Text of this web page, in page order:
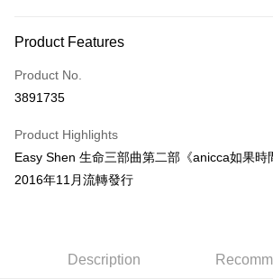
Credit Card (Full Payment)
Convenience Store Pickup and Pay
Easy Wallet
Product Features
Product No.
3891735
Product Highlights
Easy Shen 生命三部曲第二部《anicca如果時
2016年11月流轉發行
Description